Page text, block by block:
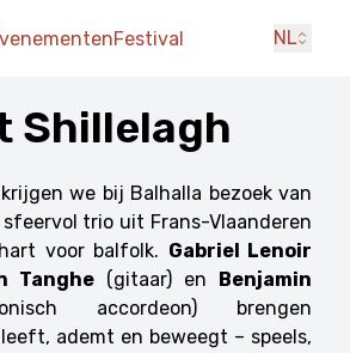
Festival NL
Shillelagh
we bij Balhalla bezoek van
sfeervol trio uit Frans-Vlaanderen
voor balfolk. Gabriel Lenoir
Tanghe (gitaar) en Benjamin
accordeon) brengen
ademt en beweegt – speels,